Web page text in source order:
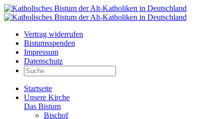
Vertrag widerrufen
Bistumsspenden
Impressum
Datenschutz
Startseite
Unsere Kirche
Das Bistum
Bischof